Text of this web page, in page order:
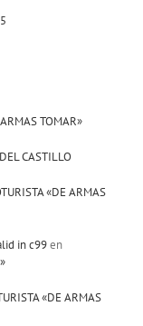
TOMAR»
CASTILLO
«DE ARMAS
in c99en
«DE ARMAS